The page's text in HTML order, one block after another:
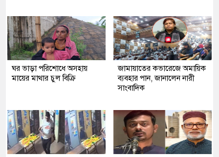
ঘর ভাড়া পরিশোধে অসহায়
মায়ের মাথার চুল বিক্রি
জামায়াতের কভারেজে অমায়িক
ব্যবহার পান, জানালেন নারী
সাংবাদিক